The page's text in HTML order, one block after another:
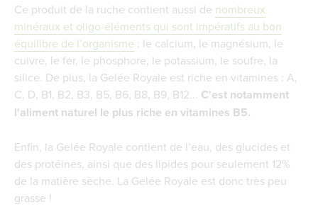
Commande et envoi sécurisé des produits de
la ruche
Ce produit de la ruche contient aussi de nombreux
minéraux et oligo-éléments qui sont impératifs au bon
équilibre de l’organisme : le calcium, le magnésium, le
cuivre, le fer, le phosphore, le potassium, le soufre, la
silice. De plus, la Gelée Royale est riche en vitamines : A,
C, D, B1, B2, B3, B5, B6, B8, B9, B12... C'est notamment
l'aliment naturel le plus riche en vitamines B5.
Enfin, la Gelée Royale contient de l’eau, des glucides et
des protéines, ainsi que des lipides pour seulement 12%
de la matière sèche. La Gelée Royale est donc très peu
grasse !